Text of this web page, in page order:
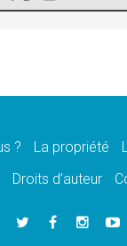
de paix et de
du Pape en
en Ukraine: «Il est
? La propriété
Droits d’auteur